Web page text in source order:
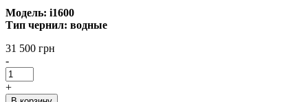
Модель: i1600
Тип чернил: водные
31 500 грн
-
+